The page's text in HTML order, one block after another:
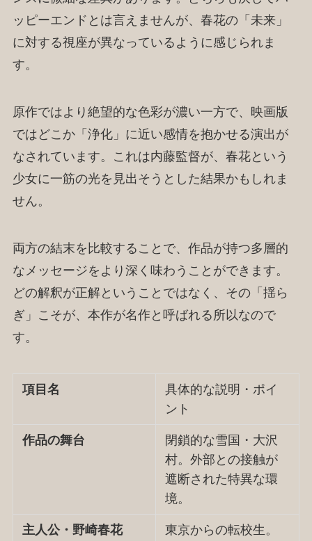
ッピーエンドとは言えませんが、春花の「未来」
に対する視座が異なっているように感じられま
す。
原作ではより絶望的な色彩が濃い一方で、映画版
ではどこか「浄化」に近い感情を抱かせる演出が
なされています。これは内藤監督が、春花という
少女に一筋の光を見出そうとした結果かもしれま
せん。
両方の結末を比較することで、作品が持つ多層的
なメッセージをより深く味わうことができます。
どの解釈が正解ということではなく、その「揺ら
ぎ」こそが、本作が名作と呼ばれる所以なので
す。
項目名
具体的な説明・ポイ
ント
作品の舞台
閉鎖的な雪国・大沢
村。外部との接触が
遮断された特異な環
境。
主人公・野崎春花
東京からの転校生。